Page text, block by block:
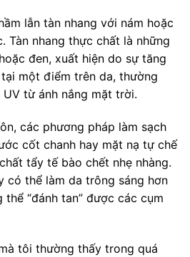
lẫn tàn nhang với nám hoặc
Tàn nhang thực chất là những
đen, xuất hiện do sự tăng
một điểm trên da, thường
từ ánh nắng mặt trời.
các phương pháp làm sạch
cốt chanh hay mặt nạ tự chế
tẩy tế bào chết nhẹ nhàng.
có thể làm da trông sáng hơn
“đánh tan” được các cụm
tôi thường thấy trong quá